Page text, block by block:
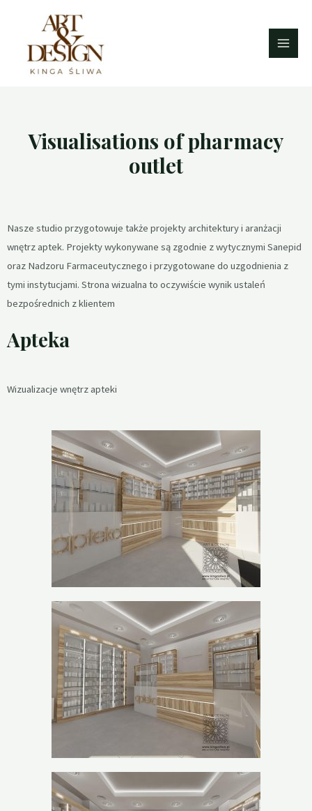
Visualisations of pharmacy
outlet
Nasze studio przygotowuje także projekty architektury i aranżacji
wnętrz aptek. Projekty wykonywane są zgodnie z wytycznymi Sanepid
oraz Nadzoru Farmaceutycznego i przygotowane do uzgodnienia z
tymi instytucjami. Strona wizualna to oczywiście wynik ustaleń
bezpośrednich z klientem
Apteka
Wizualizacje wnętrz apteki